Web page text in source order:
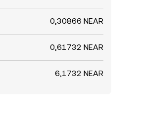
0,30866 NEAR
0,61732 NEAR
6,1732 NEAR